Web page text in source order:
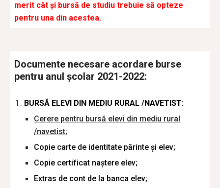
merit cât și bursă de studiu trebuie să opteze
pentru una din acestea.
Documente necesare acordare burse
pentru anul școlar 2021-2022:
BURSĂ ELEVI DIN MEDIU RURAL /NAVETIST:
Cerere pentru bursă elevi din mediu rural
/navetist;
Copie carte de identitate părinte și elev;
Copie certificat naștere elev;
Extras de cont de la banca elev;